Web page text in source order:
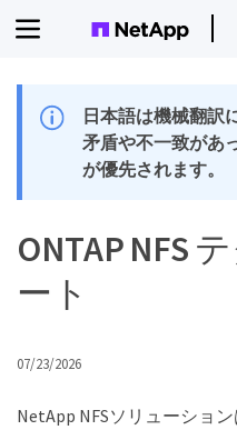
日本語は機械翻訳
矛盾や不一致があ
が優先されます。
ONTAP NFS
ート
07/23/2026
NetApp NFSソリューショ